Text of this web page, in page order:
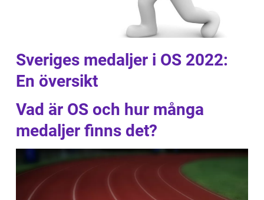
Sveriges medaljer i OS 2022:
En översikt
Vad är OS och hur många
medaljer finns det?